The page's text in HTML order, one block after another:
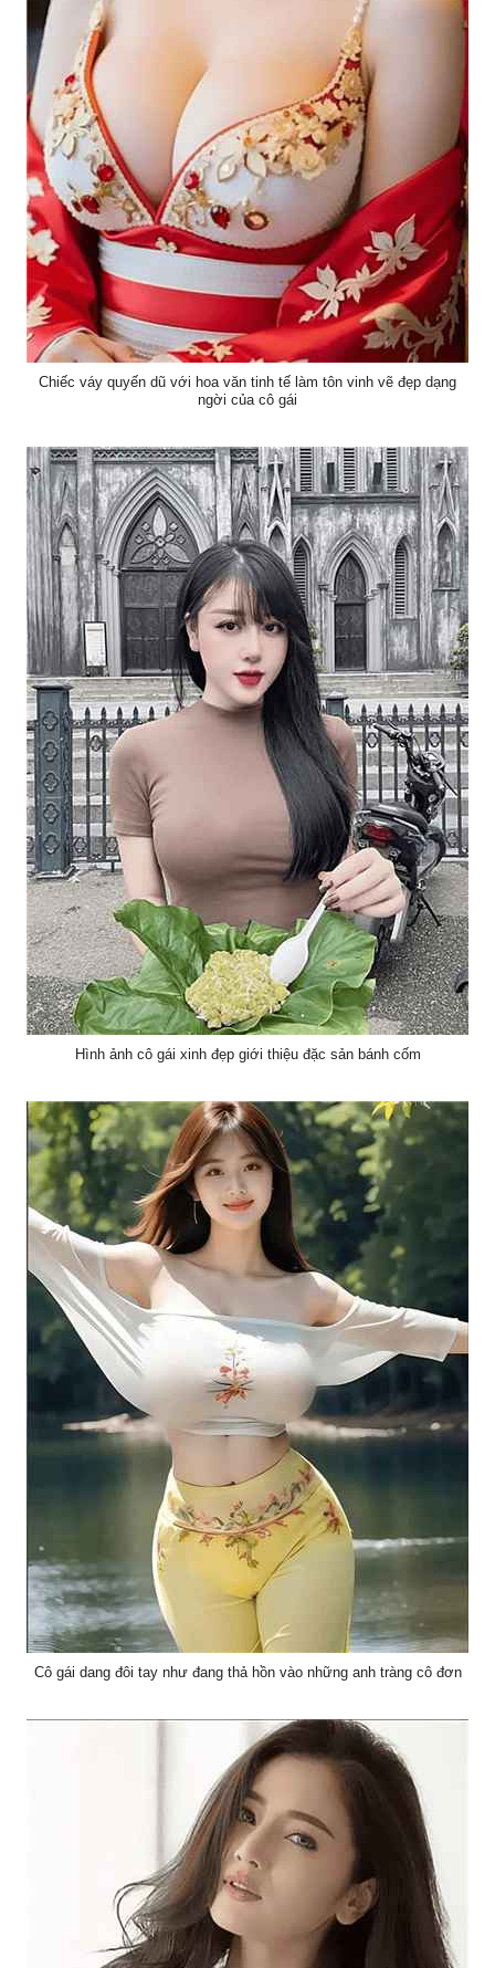
Chiếc váy quyến dũ với hoa văn tinh tế làm tôn vinh vẽ đẹp dạng
ngời của cô gái
Hình ảnh cô gái xinh đẹp giới thiệu đặc sản bánh cốm
Cô gái dang đôi tay như đang thả hồn vào những anh tràng cô đơn